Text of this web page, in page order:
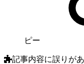
ピー
記事内容に誤りが